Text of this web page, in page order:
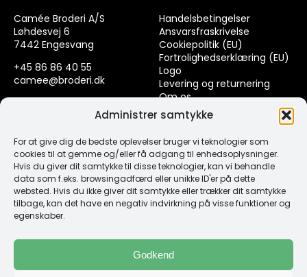
Administrer samtykke
For at give dig de bedste oplevelser bruger vi teknologier som
cookies til at gemme og/eller få adgang til enhedsoplysninger.
Hvis du giver dit samtykke til disse teknologier, kan vi behandle
data som f.eks. browsingadfærd eller unikke ID'er på dette
websted. Hvis du ikke giver dit samtykke eller trækker dit samtykke
tilbage, kan det have en negativ indvirkning på visse funktioner og
egenskaber.
Godkend
Camée Broderi A/S
Løhdesvej 6
7442 Engesvang
+45 86 86 40 55
camee@broderi.dk
Handelsbetingelser
Ansvarsfraskrivelse
Cookiepolitik (EU)
Fortrolighedserklæring (EU)
Logo
Levering og returnering
Om os
Kontakt
Links
Spørgsmål & Svar
Tråd
Design selv guide
Konto
Log ind